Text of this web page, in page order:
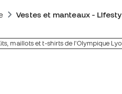
Vestes et manteaux -
maillots et t-shirts de l'Olympique